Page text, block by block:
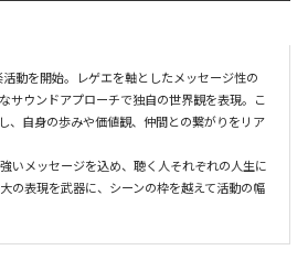
動を開始。レゲエを軸としたメッセージ性の
サウンドアプローチで独自の世界観を表現。こ
、自身の歩みや価値観、仲間との繋がりをリア
いメッセージを込め、聴く人それぞれの人生に
の表現を武器に、シーンの枠を越えて活動の幅